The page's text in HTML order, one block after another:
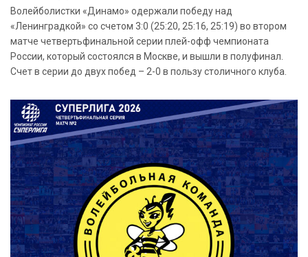
Волейболистки «Динамо» одержали победу над
«Ленинградкой» со счетом 3:0 (25:20, 25:16, 25:19) во втором
матче четвертьфинальной серии плей-офф чемпионата
России, который состоялся в Москве, и вышли в полуфинал.
Счет в серии до двух побед – 2-0 в пользу столичного клуба.